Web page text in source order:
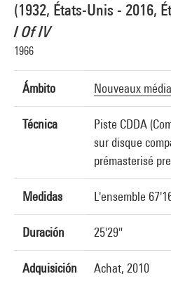
(1932, États-Unis - 2016,
I Of IV
1966
Ámbito Nouveaux
Técnica
Piste CDDA
sur disque
prémasterisé
Medidas L'ensemble
Duración 25'29"
Adquisición Achat, 2010